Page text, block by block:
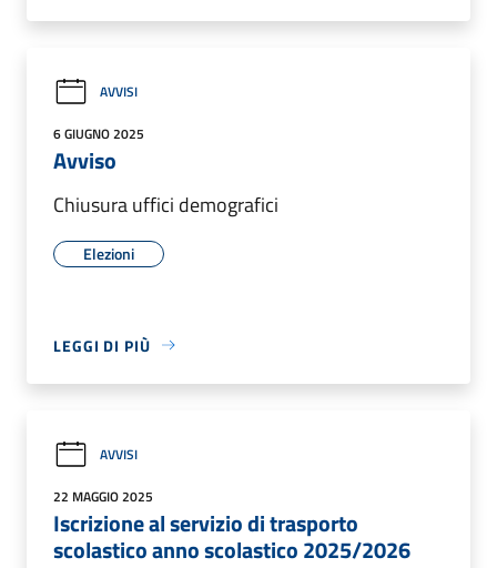
AVVISI
6 GIUGNO 2025
Avviso
Chiusura uffici demografici
Elezioni
LEGGI DI PIÙ
AVVISI
22 MAGGIO 2025
Iscrizione al servizio di trasporto
scolastico anno scolastico 2025/2026